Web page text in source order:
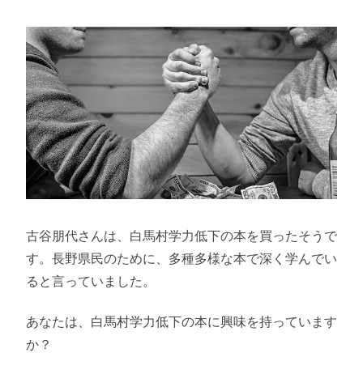
古谷朋代さんは、白馬村学力低下の本を買ったそうで
す。長野県民のために、多種多様な本で深く学んでい
ると言っていました。
あなたは、白馬村学力低下の本に興味を持っています
か？